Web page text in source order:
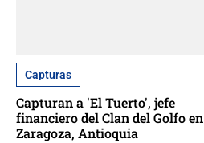
Capturas
Capturan a 'El Tuerto', jefe
financiero del Clan del Golfo en
Zaragoza, Antioquia